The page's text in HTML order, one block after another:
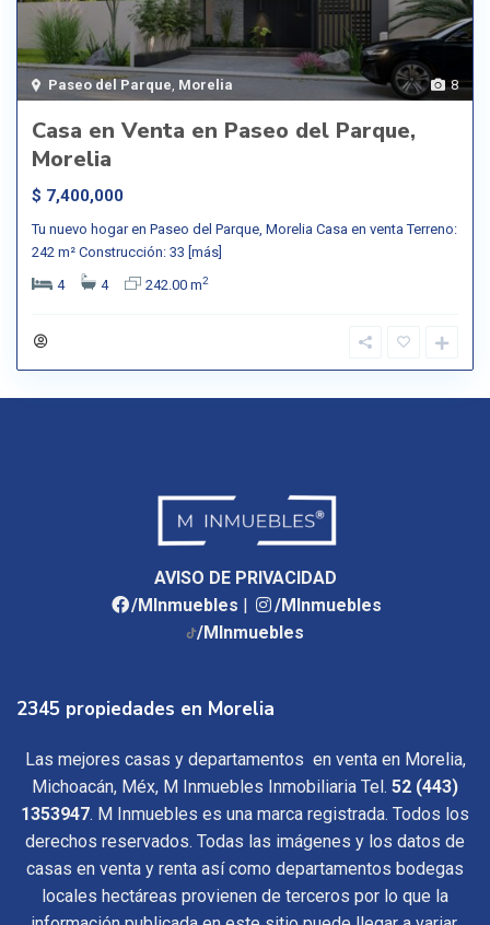
8
Paseo del Parque Morelia
Casa en Venta en Paseo del Parque,
Morelia
$ 7,400,000
Tu nuevo hogar en Paseo del Parque, Morelia Casa en venta Terreno:
242 m² Construcción: 33 [más]
4
4 242.00 m2
AVISO DE PRIVACIDAD
/MInmuebles |
/MInmuebles
/MInmuebles
2345 propiedades en Morelia
Las mejores casas y departamentos en venta en Morelia,
Michoacán, Méx, M Inmuebles Inmobiliaria Tel. 52 (443)
1353947. M Inmuebles es una marca registrada. Todos los
derechos reservados. Todas las imágenes y los datos de
casas en venta y renta así como departamentos bodegas
locales hectáreas provienen de terceros por lo que la